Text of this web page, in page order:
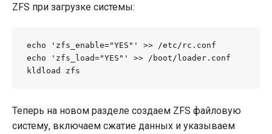
ZFS при загрузке системы:
echo 'zfs_enable="YES"' >> /etc/rc.conf
echo 'zfs_load="YES"' >> /boot/loader.conf
kldload zfs
Теперь на новом разделе создаем ZFS файловую
систему, включаем сжатие данных и указываем